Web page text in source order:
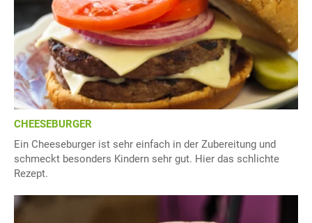
CHEESEBURGER
Ein Cheeseburger ist sehr einfach in der Zubereitung und
schmeckt besonders Kindern sehr gut. Hier das schlichte
Rezept.